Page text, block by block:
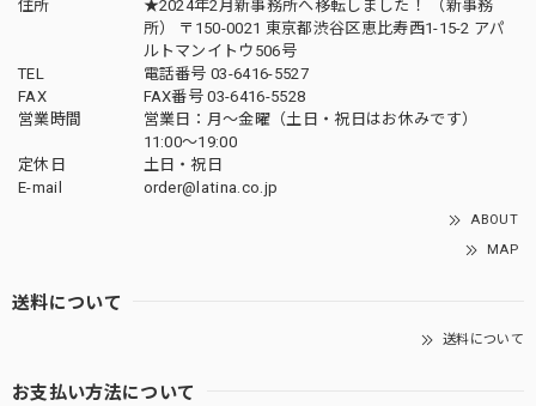
住所
★2024年2月新事務所へ移転しました！ （新事務
所） 〒150-0021 東京都渋谷区恵比寿西1-15-2 アパ
ルトマンイトウ506号
TEL
電話番号 03-6416-5527
FAX
FAX番号 03-6416-5528
営業時間
営業日：月〜金曜（土日・祝日はお休みです）
11:00〜19:00
定休日
土日・祝日
E-mail
order@latina.co.jp
ABOUT
MAP
送料について
送料について
お支払い方法について